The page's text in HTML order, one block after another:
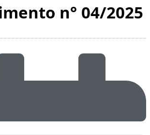
n° 04/2025